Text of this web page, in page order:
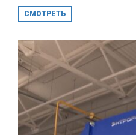
СМОТРЕТЬ